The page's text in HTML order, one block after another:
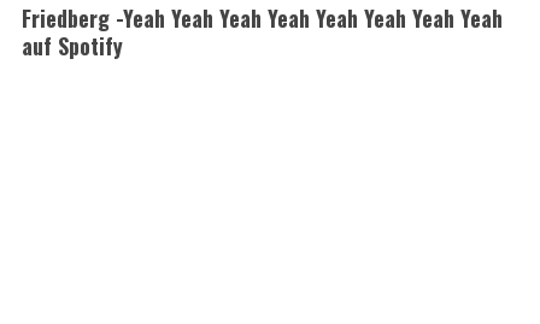
Friedberg -Yeah Yeah Yeah Yeah Yeah Yeah Yeah Yeah
auf Spotify